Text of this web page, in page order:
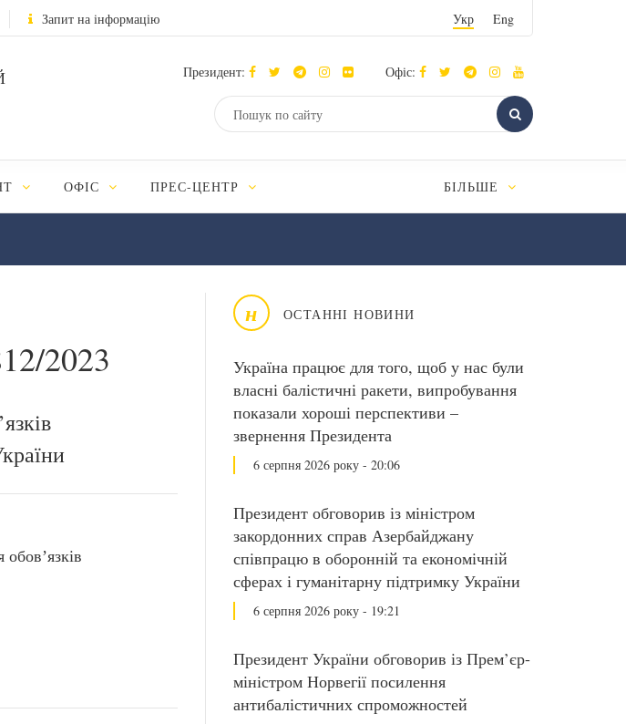
Запит на інформацію Укр Eng
Президент: Офіс:
ОФІС ПРЕС-ЦЕНТР БІЛЬШЕ
н ОСТАННІ НОВИНИ
Україна працює для того, щоб у нас були
власні балістичні ракети, випробування
показали хороші перспективи –
звернення Президента
6 серпня 2026 року - 20:06
Президент обговорив із міністром
закордонних справ Азербайджану
співпрацю в оборонній та економічній
сферах і гуманітарну підтримку України
6 серпня 2026 року - 19:21
Президент України обговорив із Прем’єр-
міністром Норвегії посилення
антибалістичних спроможностей
2023